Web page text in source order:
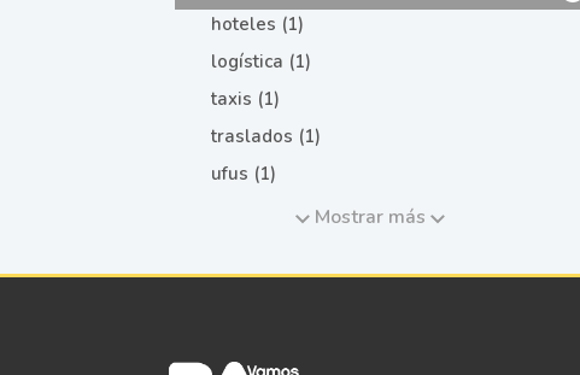
hoteles (1)
logística (1)
taxis (1)
traslados (1)
ufus (1)
Mostrar más